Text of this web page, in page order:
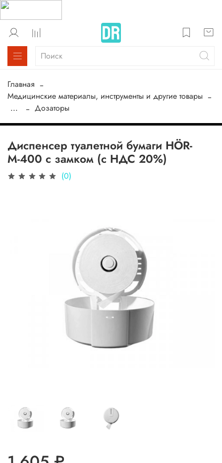
Главная
Медицинские материалы, инструменты и другие товары
...
Дозаторы
Диспенсер туалетной бумаги HÖR-
М-400 с замком (с НДС 20%)
(0)